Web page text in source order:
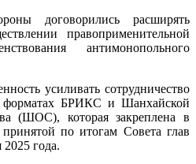
договорились расширять
правоприменительной
антимонопольного
усиливать сотрудничество
форматах БРИКС и Шанхайской
(ШОС), которая закреплена в
по итогам Совета глав
года.